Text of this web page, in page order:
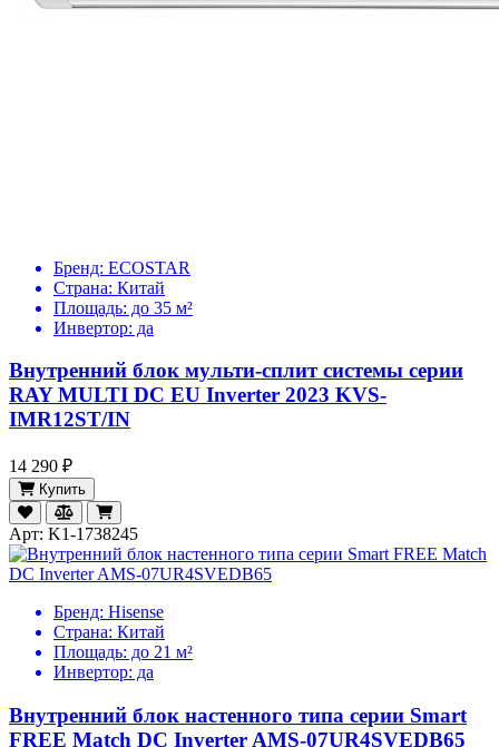
Бренд: ECOSTAR
Страна: Китай
Площадь: до 35 м²
Инвертор: да
Внутренний блок мульти-сплит системы серии
RAY MULTI DC EU Inverter 2023 KVS-
IMR12ST/IN
14 290 ₽
Купить
Арт: K1-1738245
Бренд: Hisense
Страна: Китай
Площадь: до 21 м²
Инвертор: да
Внутренний блок настенного типа серии Smart
FREE Match DC Inverter AMS-07UR4SVEDB65